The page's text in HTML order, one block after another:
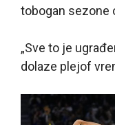
tobogan sezone
„Sve to je
dolaze plejof